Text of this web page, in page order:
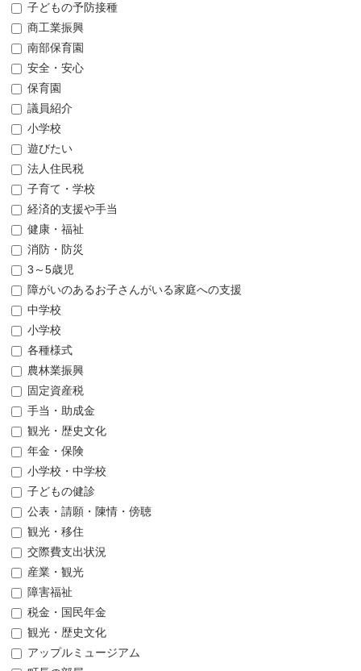
子どもの予防接種
商工業振興
南部保育園
安全・安心
保育園
議員紹介
小学校
遊びたい
法人住民税
子育て・学校
経済的支援や手当
健康・福祉
消防・防災
3～5歳児
障がいのあるお子さんがいる家庭への支援
中学校
小学校
各種様式
農林業振興
固定資産税
手当・助成金
観光・歴史文化
年金・保険
小学校・中学校
子どもの健診
公表・請願・陳情・傍聴
観光・移住
交際費支出状況
産業・観光
障害福祉
税金・国民年金
観光・歴史文化
アップルミュージアム